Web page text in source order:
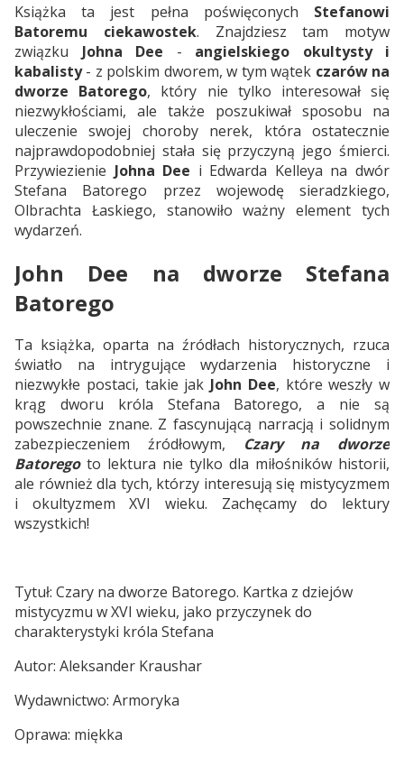
Książka ta jest pełna poświęconych Stefanowi
Batoremu ciekawostek. Znajdziesz tam motyw
związku Johna Dee - angielskiego okultysty i
kabalisty- z polskim dworem, w tym wątek czarów na
dworze Batorego, który nie tylko interesował się
niezwykłościami, ale także poszukiwał sposobu na
uleczenie swojej choroby nerek, która ostatecznie
najprawdopodobniej stała się przyczyną jego śmierci.
Przywiezienie Johna Dee i Edwarda Kelleya na dwór
Stefana Batorego przez wojewodę sieradzkiego,
Olbrachta Łaskiego, stanowiło ważny element tych
wydarzeń.
John Dee na dworze Stefana
Batorego
Ta książka, oparta na źródłach historycznych, rzuca
światło na intrygujące wydarzenia historyczne i
niezwykłe postaci, takie jak John Dee, które weszły w
krąg dworu króla Stefana Batorego, a nie są
powszechnie znane. Z fascynującą narracją i solidnym
zabezpieczeniem źródłowym,
Czary na dworze
Batoregoto lektura nie tylko dla miłośników historii,
ale również dla tych, którzy interesują się mistycyzmem
i okultyzmem XVI wieku. Zachęcamy do lektury
wszystkich!
Tytuł: Czary na dworze Batorego. Kartka z dziejów
mistycyzmu w XVI wieku, jako przyczynek do
charakterystyki króla Stefana
Autor: Aleksander Kraushar
Wydawnictwo: Armoryka
Oprawa: miękka